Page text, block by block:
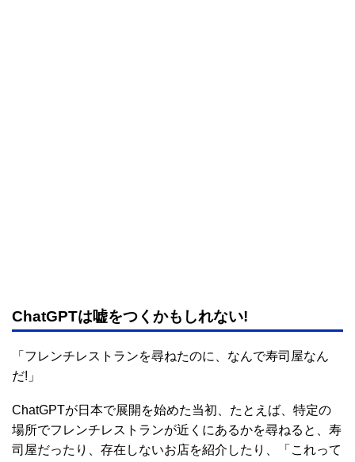
ChatGPTは嘘をつくかもしれない!
「フレンチレストランを尋ねたのに、なんで寿司屋なん
だ!」
ChatGPTが日本で展開を始めた当初、たとえば、特定の
場所でフレンチレストランが近くにあるかを尋ねると、寿
司屋だったり、存在しないお店を紹介したり、「これって